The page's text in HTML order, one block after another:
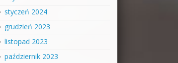
styczeń 2024
grudzień 2023
listopad 2023
październik 2023